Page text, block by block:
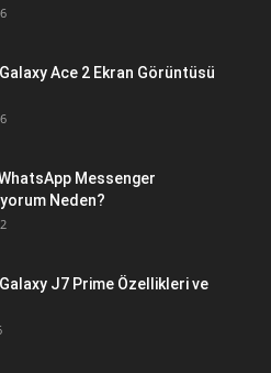
Ace 2 Ekran Görüntüsü
Messenger
Neden?
J7 Prime Özellikleri ve